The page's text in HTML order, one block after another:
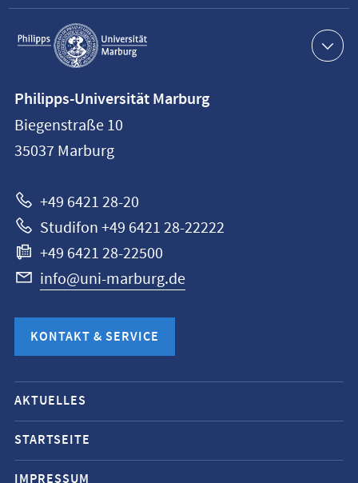
Service-
Navigation
Philipps-
Universität
Marburg
Philipps-Universität Marburg
Biegenstraße 10
35037 Marburg
+49 6421 28-20
Studifon +49 6421 28-22222
+49 6421 28-22500
info@uni-marburg.de
KONTAKT & SERVICE
Mobile-
Service-
Navigation
und
AKTUELLES
STARTSEITE
IMPRESSUM